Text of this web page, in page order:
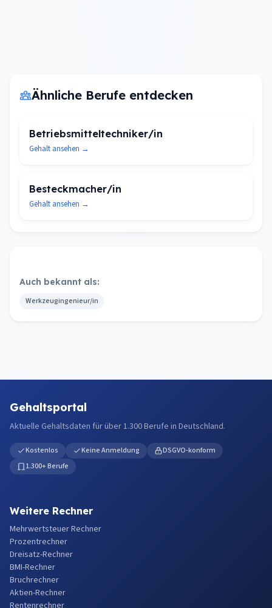
Ähnliche Berufe entdecken
Betriebsmitteltechniker/in
Gehalt ansehen →
Besteckmacher/in
Gehalt ansehen →
Auch bekannt als:
Werkzeugingenieur/in
Gehaltsportal
Aktuelle Gehaltsdaten für über 1.300 Berufe in Deutschland.
Kostenlos Keine Anmeldung
DSGVO-konform
1.300+ Berufe
Weitere Rechner
Mehrwertsteuer Rechner
Prozentrechner
Dreisatz-Rechner
BMI-Rechner
Bruchrechner
Aktien-Rechner
Rentenrechner